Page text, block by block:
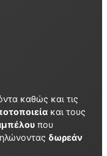
καθώς και τις
και τους
που
δωρεάν